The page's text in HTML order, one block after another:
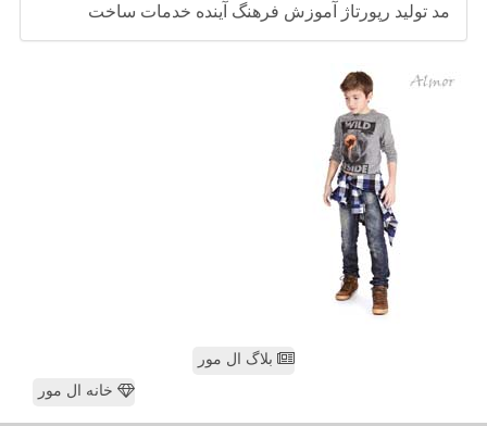
مد تولید رپورتاژ آموزش فرهنگ آینده خدمات ساخت
بلاگ ال مور
خانه ال مور